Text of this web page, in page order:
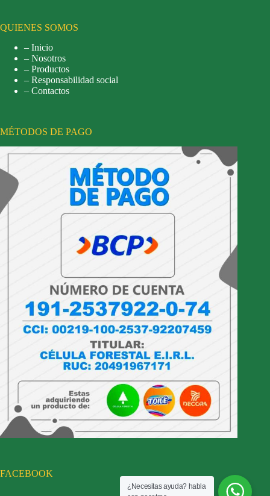
QUIENES SOMOS
– Inicio
– Nosotros
– Productos
– Responsabilidad social
– Contactos
MÉTODOS DE PAGO
FACEBOOK
¿Necesitas ayuda? habla